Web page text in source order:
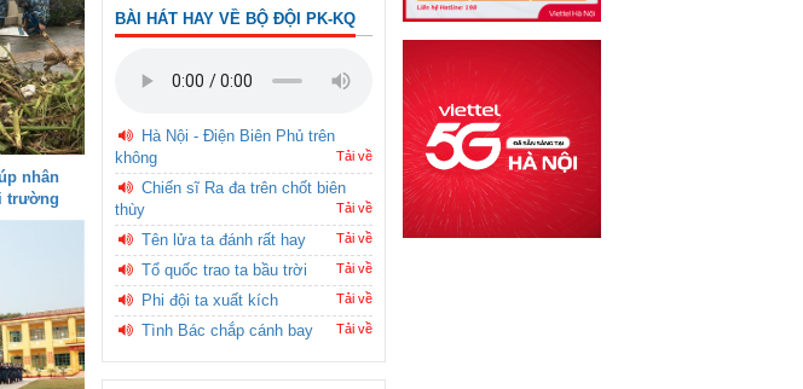
nhân
trường
BÀI HÁT HAY VỀ BỘ ĐỘI PK-KQ
Hà Nội - Điện Biên Phủ trên
không
Tải về
Chiến sĩ Ra đa trên chốt biên
thùy
Tải về
Tên lửa ta đánh rất hay Tải về
Tổ quốc trao ta bầu trời Tải về
Phi đội ta xuất kích Tải về
Tình Bác chắp cánh bay Tải về